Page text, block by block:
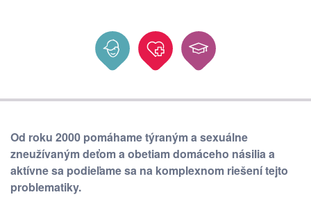
Od roku 2000 pomáhame týraným a sexuálne
zneužívaným deťom a obetiam domáceho násilia a
aktívne sa podieľame sa na komplexnom riešení tejto
problematiky.